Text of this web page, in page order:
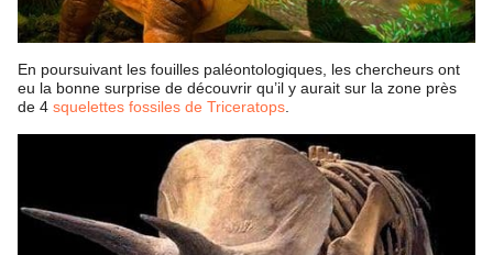
En poursuivant les fouilles paléontologiques, les chercheurs ont
eu la bonne surprise de découvrir qu’il y aurait sur la zone près
de 4 squelettes fossiles de Triceratops.